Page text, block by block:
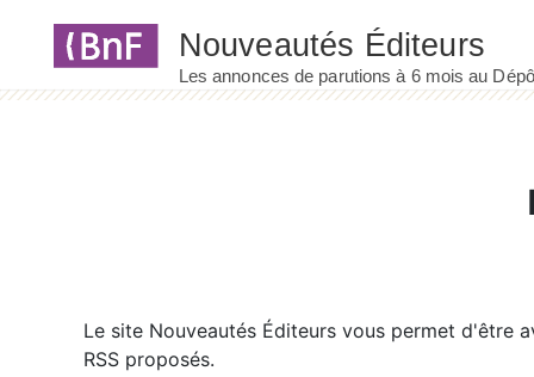
Le site Nouveautés Éditeurs vous permet d'être
RSS proposés.